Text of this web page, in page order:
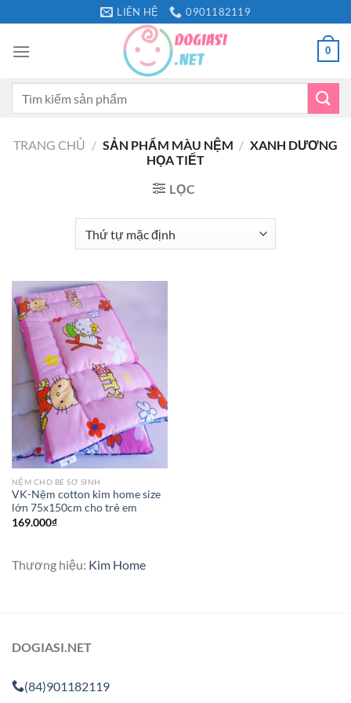
qua
nội
LIÊN HỆ 0901182119
0
TRANG CHỦ / SẢN PHẨM MÀU NỆM / XANH DƯƠNG
HỌA TIẾT
LỌC
NỆM CHO BÉ SƠ SINH
VK-Nệm cotton kim home size
lớn 75x150cm cho trẻ em
169.000₫
Thương hiệu: Kim Home
DOGIASI.NET
(84)901182119